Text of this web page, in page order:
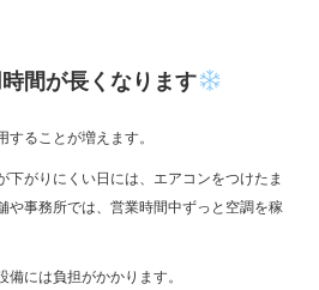
間が長くなります
ることが増えます。
下がりにくい日には、エアコンをつけたま
や事務所では、営業時間中ずっと空調を稼
には負担がかかります。